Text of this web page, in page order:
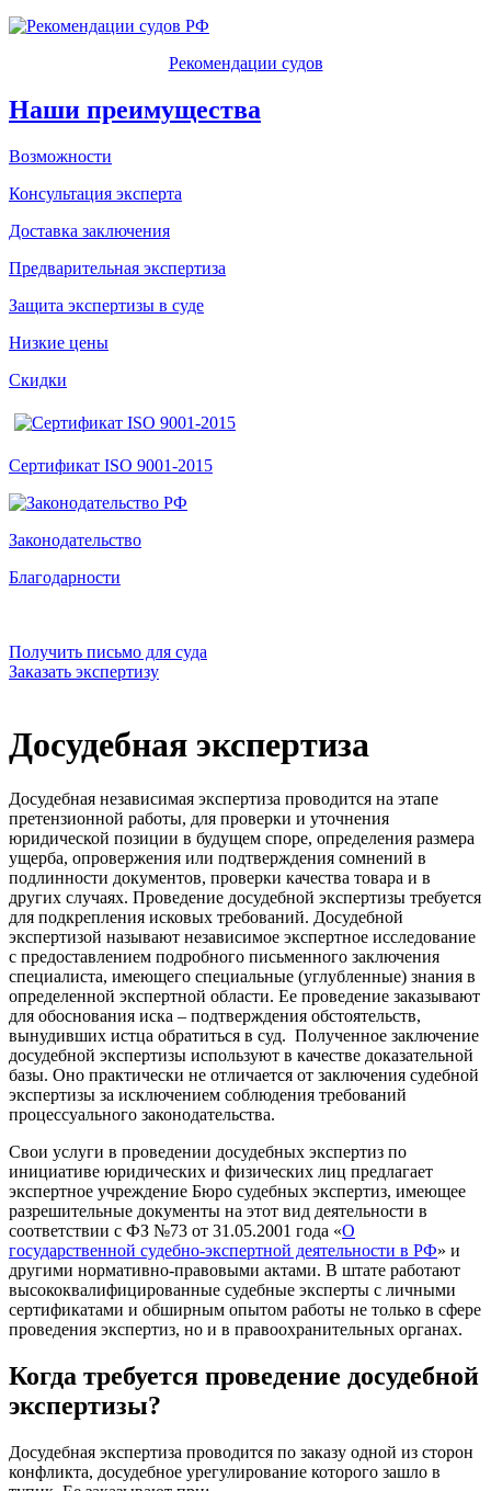
Рекомендации судов
Наши преимущества
Возможности
Консультация эксперта
Доставка заключения
Предварительная экспертиза
Защита экспертизы в суде
Низкие цены
Скидки
Сертификат ISO 9001-2015
Законодательство
Благодарности
Получить письмо для суда
Заказать экспертизу
Досудебная экспертиза
Досудебная независимая экспертиза проводится на этапе
претензионной работы, для проверки и уточнения
юридической позиции в будущем споре, определения размера
ущерба, опровержения или подтверждения сомнений в
подлинности документов, проверки качества товара и в
других случаях. Проведение досудебной экспертизы требуется
для подкрепления исковых требований. Досудебной
экспертизой называют независимое экспертное исследование
с предоставлением подробного письменного заключения
специалиста, имеющего специальные (углубленные) знания в
определенной экспертной области. Ее проведение заказывают
для обоснования иска – подтверждения обстоятельств,
вынудивших истца обратиться в суд. Полученное заключение
досудебной экспертизы используют в качестве доказательной
базы. Оно практически не отличается от заключения судебной
экспертизы за исключением соблюдения требований
процессуального законодательства.
Свои услуги в проведении досудебных экспертиз по
инициативе юридических и физических лиц предлагает
экспертное учреждение Бюро судебных экспертиз, имеющее
разрешительные документы на этот вид деятельности в
соответствии с ФЗ №73 от 31.05.2001 года «О
государственной судебно-экспертной деятельности в РФ» и
другими нормативно-правовыми актами. В штате работают
высококвалифицированные судебные эксперты с личными
сертификатами и обширным опытом работы не только в сфере
проведения экспертиз, но и в правоохранительных органах.
Когда требуется проведение досудебной
экспертизы?
Досудебная экспертиза проводится по заказу одной из сторон
конфликта, досудебное урегулирование которого зашло в